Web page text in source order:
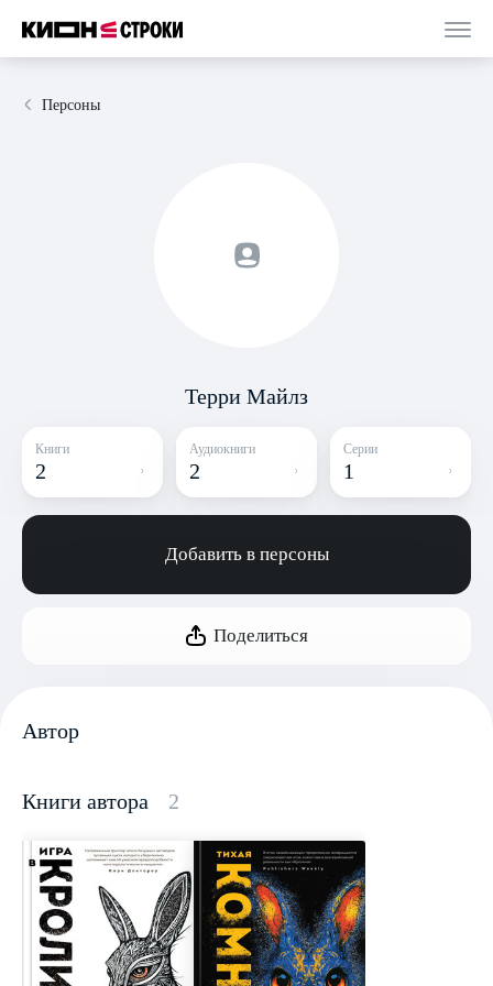
Персоны
Терри Майлз
Книги
2
Аудиокниги
2
Серии
1
Добавить в персоны
Поделиться
Автор
Книги автора 2